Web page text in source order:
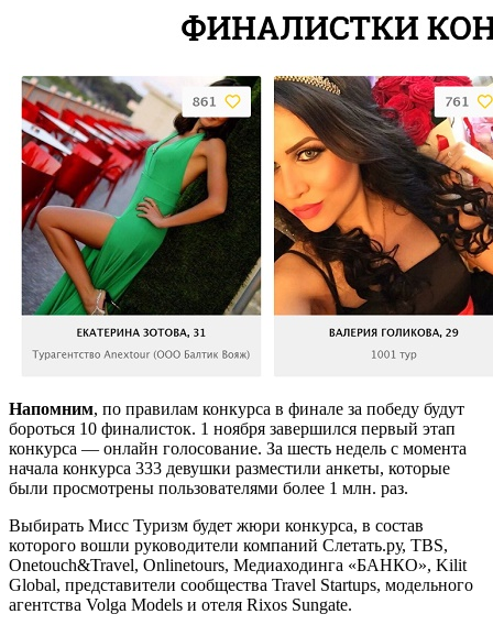
Напомним, по правилам конкурса в финале за победу будут
бороться 10 финалисток. 1 ноября завершился первый этап
конкурса — онлайн голосование. За шесть недель с момента
начала конкурса 333 девушки разместили анкеты, которые
были просмотрены пользователями более 1 млн. раз.
Выбирать Мисс Туризм будет жюри конкурса, в состав
которого вошли руководители компаний Слетать.ру, TBS,
Onetouch&Travel, Onlinetours, Медиаходинга «БАНКО», Kilit
Global, представители сообщества Travel Startups, модельного
агентства Volga Models и отеля Rixos Sungate.